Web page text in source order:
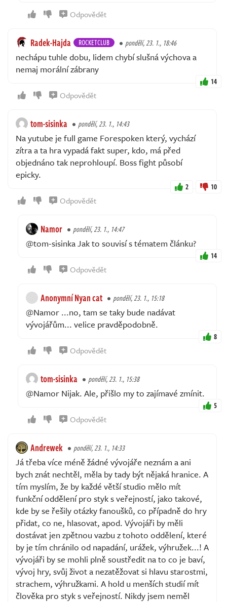
Odpovědět
Radek-Hajda ROCKETCLUB pondělí, 23. 1., 18:46
nechápu tuhle dobu, lidem chybí slušná výchova a
nemaj morální zábrany
14
Odpovědět
tom-sisinka pondělí, 23. 1., 14:43
Na yutube je full game Forespoken který, vychází
zítra a ta hra vypadá fakt super, kdo, má před
objednáno tak neprohloupí. Boss fight působí
epicky.
2 10
Odpovědět
Namor pondělí, 23. 1., 14:47
@tom-sisinka Jak to souvisí s tématem článku?
14
Odpovědět
Anonymní Nyan cat pondělí, 23. 1., 15:18
@Namor ...no, tam se taky bude nadávat
vývojářům... velice pravděpodobně.
8
Odpovědět
tom-sisinka pondělí, 23. 1., 15:38
@Namor Nijak. Ale, přišlo my to zajímavé zmínit.
5
Odpovědět
Andrewek pondělí, 23. 1., 14:33
Já třeba více méně žádné vývojáře neznám a ani
bych znát nechtěl, měla by tady být nějaká hranice. A
tím myslím, že by každé větší studio mělo mít
funkční oddělení pro styk s veřejností, jako takové,
kde by se řešily otázky fanoušků, co případně do hry
přidat, co ne, hlasovat, apod. Vývojáři by měli
dostávat jen zpětnou vazbu z tohoto oddělení, které
by je tím chránilo od napadání, urážek, výhružek...! A
vývojáři by se mohli plně soustředit na to co je baví,
vývoj hry, svůj život a nezatěžovat si hlavu starostmi,
strachem, výhružkami. A hold u menších studií mít
člověka pro styk s veřejností. Nikdy jsem neměl